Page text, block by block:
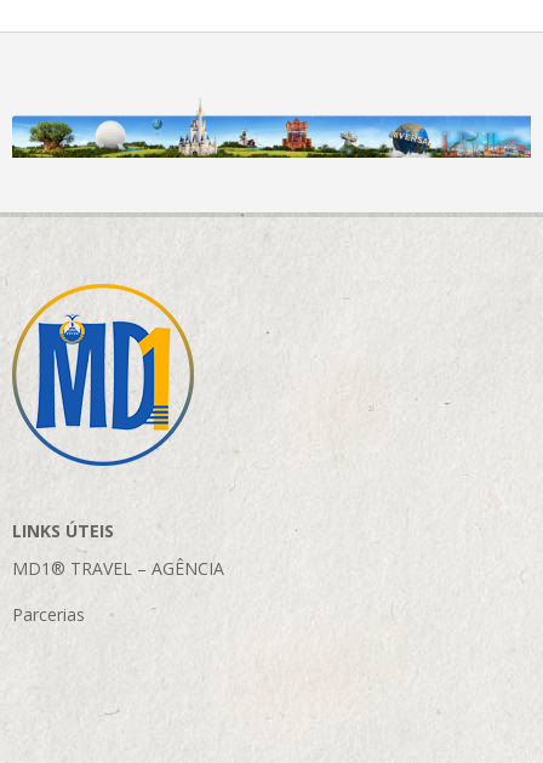
LINKS ÚTEIS
MD1® TRAVEL – AGÊNCIA
Parcerias